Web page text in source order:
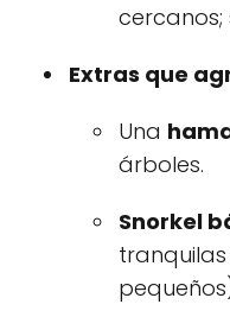
Extras que
Una
árboles.
Snorkel